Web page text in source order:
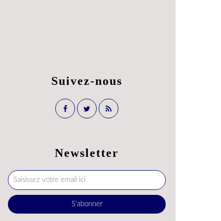
Newsletter
Suivez-nous